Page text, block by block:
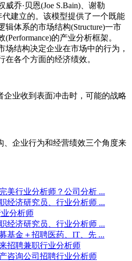
威乔·贝恩(Joe S.Bain)
谢勒
代建立的。该模型提供了一个既能
辑体系的市场结构(Structure)一市
(Performance)的产业分析框架。
场结构决定企业在市场中的行为，
各个方面的经济绩效。
企业收到表面冲击时，可能的战略
企业行为和经营绩效三个角度来
美行业分析师？公司分析 ...
经济研究员、行业分析师 ...
分析师
经济研究员、行业分析师 ...
基金＋招聘医药、IT、先 ...
招聘兼职行业分析师
咨询公司招聘行业分析师